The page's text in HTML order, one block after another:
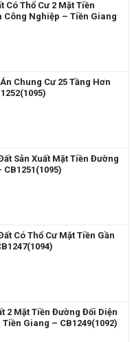
Có Thổ Cư 2 Mặt Tiền
Công Nghiệp – Tiền Giang
Chung Cư 25 Tầng Hơn
Sản Xuất Mặt Tiền Đường
Có Thổ Cư Mặt Tiền Gần
2 Mặt Tiền Đường Đối Diện
Giang – CB1249(1092)